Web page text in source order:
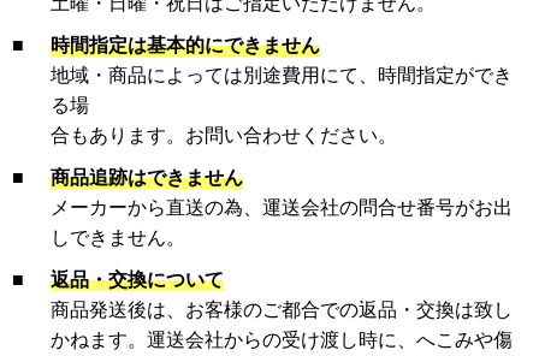
■
時間指定は基本的にできません
地域・商品によっては別途費用にて、時間指定ができ
る場
合もあります。お問い合わせください。
■
商品追跡はできません
メーカーから直送の為、運送会社の問合せ番号がお出
しできません。
■
返品・交換について
商品発送後は、お客様のご都合での返品・交換は致し
かねます。運送会社からの受け渡し時に、へこみや傷